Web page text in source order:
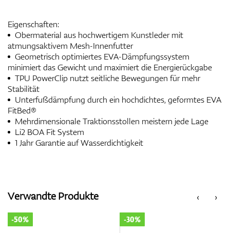
Eigenschaften:
Obermaterial aus hochwertigem Kunstleder mit
atmungsaktivem Mesh-Innenfutter
Geometrisch optimiertes EVA-Dämpfungssystem
minimiert das Gewicht und maximiert die Energierückgabe
TPU PowerClip nutzt seitliche Bewegungen für mehr
Stabilität
Unterfußdämpfung durch ein hochdichtes, geformtes EVA
FitBed®
Mehrdimensionale Traktionsstollen meistern jede Lage
Li2 BOA Fit System
1 Jahr Garantie auf Wasserdichtigkeit
‹
Verwandte Produkte ›
-50% -30%